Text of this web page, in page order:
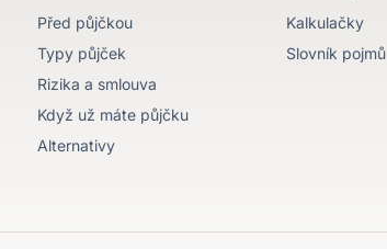
Před půjčkou
Typy půjček
Rizika a smlouva
Když už máte půjčku
Alternativy
Kalkulačky
Slovník pojmů